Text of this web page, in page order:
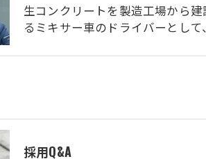
生コンクリートを製造工場から
るミキサー車のドライバーとして
採用Q&A